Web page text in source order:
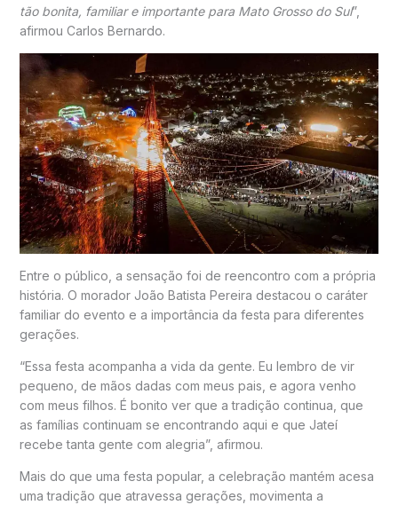
tão bonita, familiar e importante para Mato Grosso do Sul”,
afirmou Carlos Bernardo.
Entre o público, a sensação foi de reencontro com a própria
história. O morador João Batista Pereira destacou o caráter
familiar do evento e a importância da festa para diferentes
gerações.
“Essa festa acompanha a vida da gente. Eu lembro de vir
pequeno, de mãos dadas com meus pais, e agora venho
com meus filhos. É bonito ver que a tradição continua, que
as famílias continuam se encontrando aqui e que Jateí
recebe tanta gente com alegria”, afirmou.
Mais do que uma festa popular, a celebração mantém acesa
uma tradição que atravessa gerações, movimenta a